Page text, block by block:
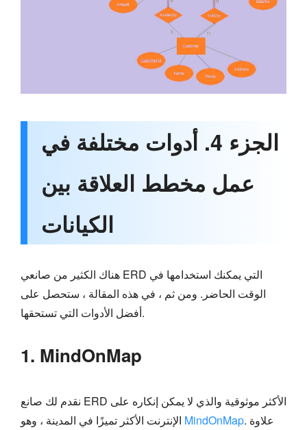
الجزء 4. أدوات مختلفة في
عمل مخطط العلاقة بين
الكيانات
هناك الكثير من صانعي ERD التي يمكنك استخدامها في
الوقت الحاضر. ومن ثم ، في هذه المقالة ، ستحصل على
أفضل الأدوات التي تستحقها.
1. MindOnMap
نقدم لك صانع ERD الأكثر موثوقية والذي لا يمكن إنكاره على
MindOnMap. علاوة